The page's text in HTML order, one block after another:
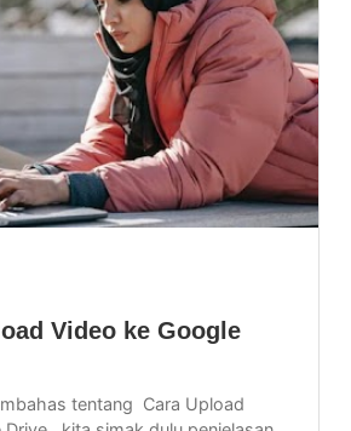
Video ke Google
tentang Cara Upload